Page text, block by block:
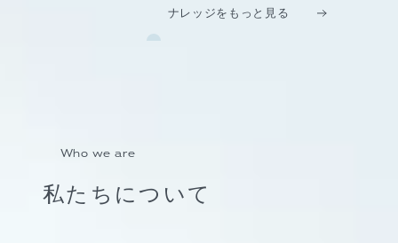
ナレッジをもっと見る
Who we are
私たちについて